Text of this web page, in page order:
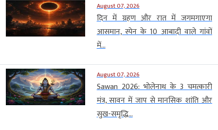
August 07, 2026
दिन में ग्रहण और रात में जगमगाएगा
आसमान, स्पेन के 10 आबादी वाले गांवों
में...
August 07, 2026
Sawan 2026: भोलेनाथ के 3 चमत्कारी
मंत्र, सावन में जाप से मानसिक शांति और
सुख-समृद्धि...